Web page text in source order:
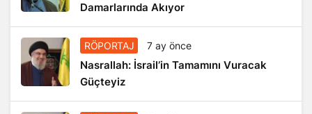
Damarlarında Akıyor
RÖPORTAJ 7 ay önce
Nasrallah: İsrail’in Tamamını Vuracak
Güçteyiz